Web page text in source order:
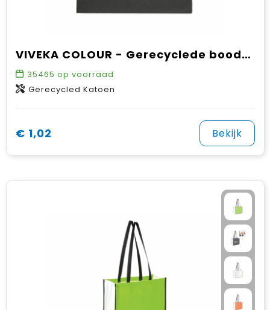
VIVEKA COLOUR - Gerecyclede boodschappentas
35465 op voorraad
Gerecycled Katoen
€ 1,02 Bekijk